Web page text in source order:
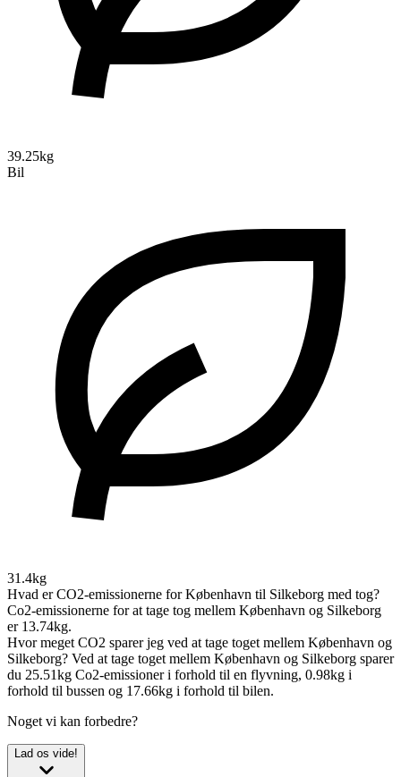
39.25kg
Bil
31.4kg
Hvad er CO2-emissionerne for København til Silkeborg med tog?
Co2-emissionerne for at tage tog mellem København og Silkeborg
er 13.74kg.
Hvor meget CO2 sparer jeg ved at tage toget mellem København og
Silkeborg? Ved at tage toget mellem København og Silkeborg sparer
du 25.51kg Co2-emissioner i forhold til en flyvning, 0.98kg i
forhold til bussen og 17.66kg i forhold til bilen.
Noget vi kan forbedre?
Lad os vide!